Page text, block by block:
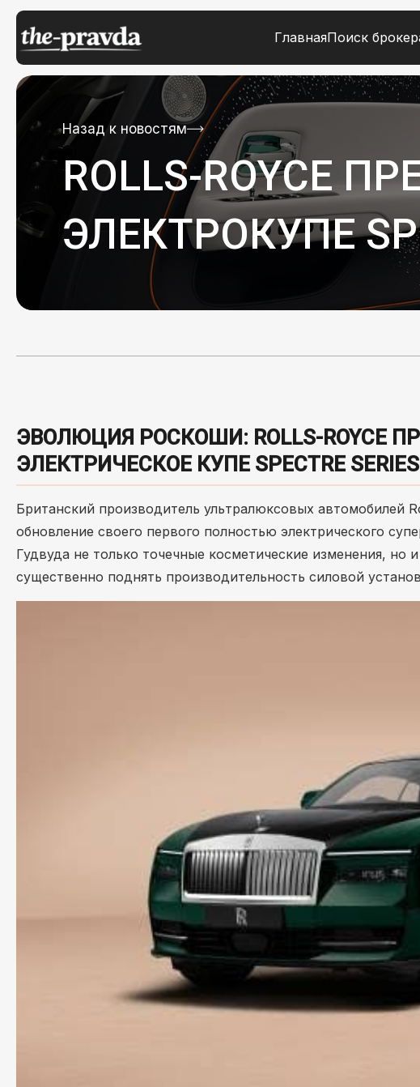
ГлавнаяПоиск
Назад к новостям
ROLLS-ROYCE
ЭЛЕКТРОКУПЕ
ЭВОЛЮЦИЯ РОСКОШИ: ROLLS-ROYCE
ЭЛЕКТРИЧЕСКОЕ КУПЕ SPECTRE SERIES
Британский производитель ультралюксовых автомобилей
обновление своего первого полностью электрического
Гудвуда не только точечные косметические изменения, но
существенно поднять производительность силовой